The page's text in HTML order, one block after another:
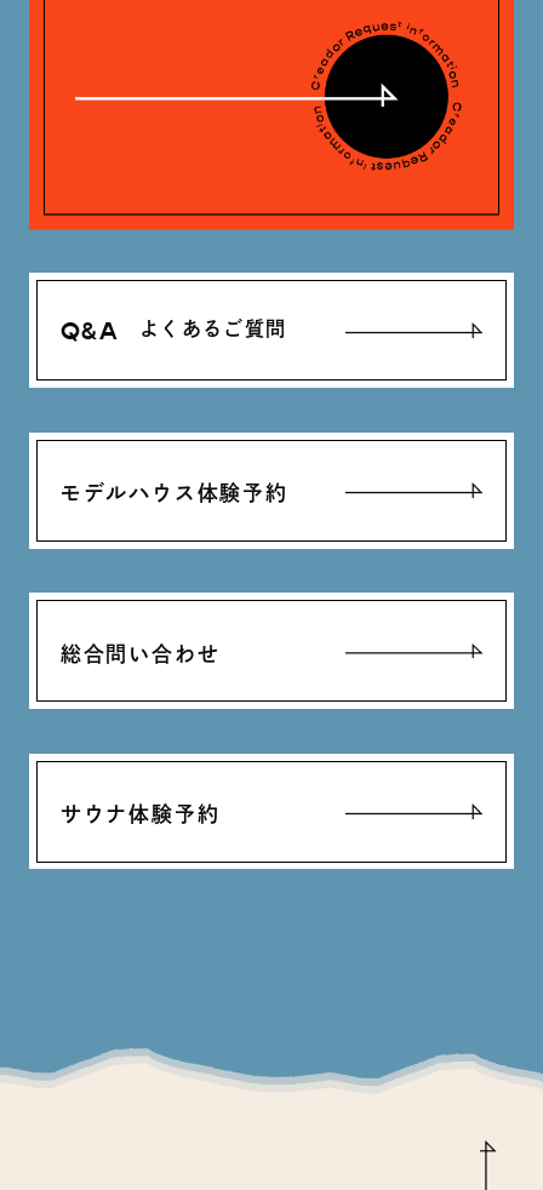
Q&A よくあるご質問
モデルハウス体験予約
総合問い合わせ
サウナ体験予約